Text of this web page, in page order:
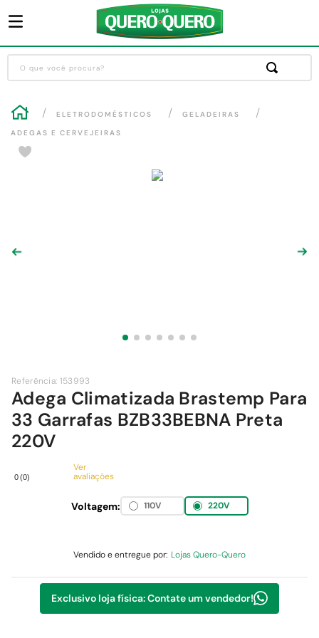
O que você procura?
ELETRODOMÉSTICOS
GELADEIRAS
ADEGAS E CERVEJEIRAS
Referência: 153993
Adega Climatizada Brastemp Para
33 Garrafas BZB33BEBNA Preta
220V
0(0)
Ver
avaliações
Voltagem: 220V
110V
Vendido e entregue por: Lojas Quero-Quero
Exclusivo loja física: Contate um vendedor!
1º
guarda roupa
º cozinha completa
6